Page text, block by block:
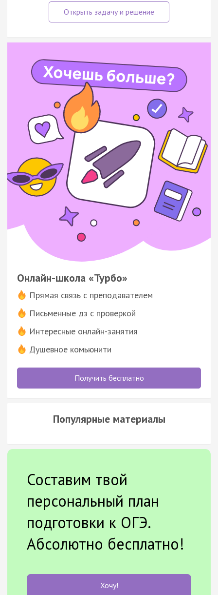
Онлайн-школа «Турбо»
Прямая связь с преподавателем
Письменные дз с проверкой
Интересные онлайн-занятия
Душевное комьюнити
Получить бесплатно
Популярные материалы
Составим твой
персональный план
подготовки к ОГЭ.
Абсолютно бесплатно!
Хочу!